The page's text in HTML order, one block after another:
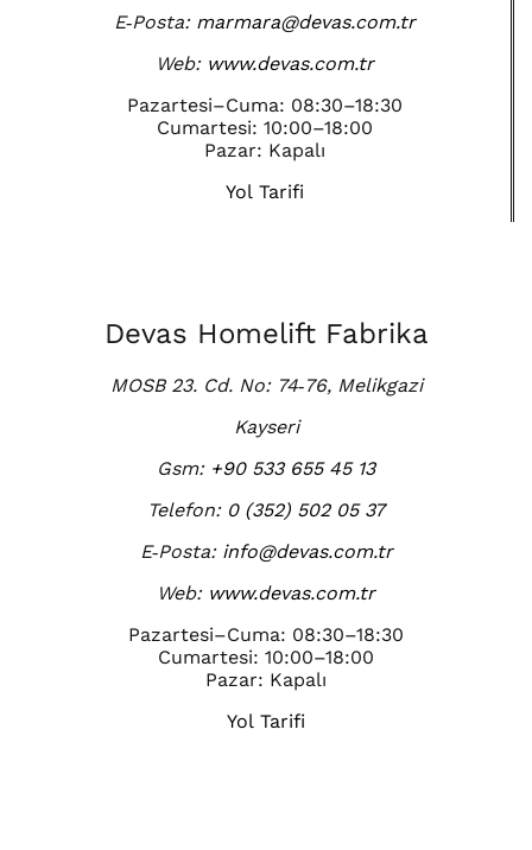
E‑Posta: marmara@devas.com.tr
Web: www.devas.com.tr
Pazartesi–Cuma: 08:30–18:30
Cumartesi: 10:00–18:00
Pazar: Kapalı
Yol Tarifi
Devas Homelift Fabrika
MOSB 23. Cd. No: 74‑76, Melikgazi
Kayseri
Gsm: +90 533 655 45 13
Telefon: 0 (352) 502 05 37
E‑Posta: info@devas.com.tr
Web: www.devas.com.tr
Pazartesi–Cuma: 08:30–18:30
Cumartesi: 10:00–18:00
Pazar: Kapalı
Yol Tarifi